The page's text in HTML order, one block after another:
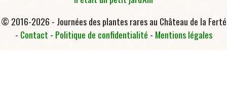
© 2016-2026 - Journées des plantes rares au Château de la Ferté
- Contact - Politique de confidentialité - Mentions légales